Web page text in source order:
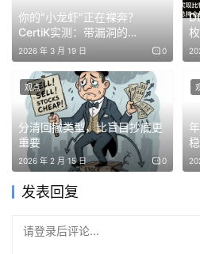
自 EIP-1559 上线以来，以太
毁，验证者只能赚取用户主动附
旦提高，意味着整个网络的处理
竞争小费的压力也随之减弱，
此，从某种程度上说，Gas
变少，而 ETH 的销毁量则进一
因此，在这样的激励机制下，
该提案建议在未来四年内将
你的“小龙虾”正在裸奔？
CertiK实测：带漏洞的
OpenClaw Skill如何骗过审
核，无授权接管电脑
2026 年 3 月 19 日 0
分清回撤类型，比盲目抄底更
重要
2026 年 2 月 15 日 0
观点
发表回复
请登录后评论...